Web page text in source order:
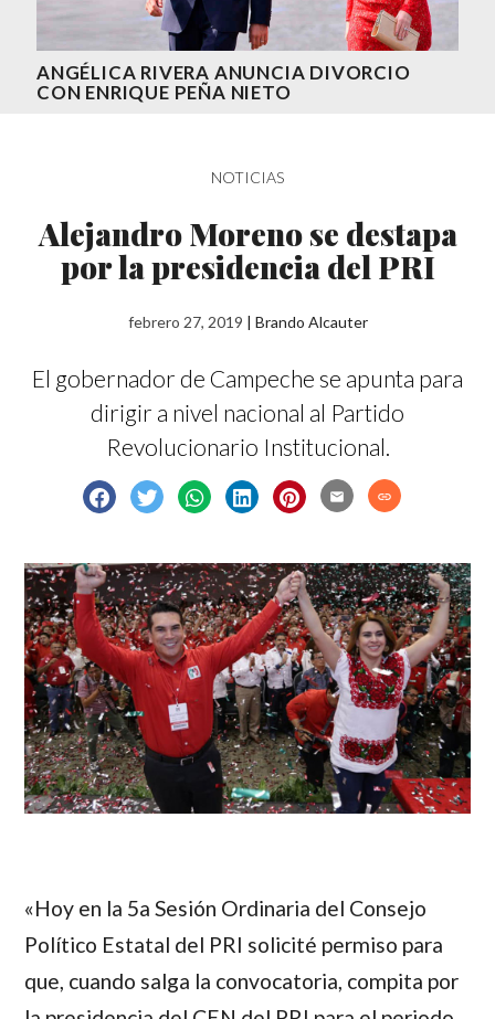
ANGÉLICA RIVERA ANUNCIA DIVORCIO
CON ENRIQUE PEÑA NIETO
NOTICIAS
Alejandro Moreno se destapa
por la presidencia del PRI
febrero 27, 2019 | Brando Alcauter
El gobernador de Campeche se apunta para
dirigir a nivel nacional al Partido
Revolucionario Institucional.
email link
«Hoy en la 5a Sesión Ordinaria del Consejo
Político Estatal del PRI solicité permiso para
que, cuando salga la convocatoria, compita por